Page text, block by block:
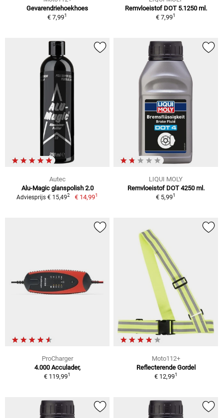
Gevarendriehoekhoes
€ 7,991
Remvloeistof DOT 5.1250 ml.
€ 7,991
Autec
Alu-Magic glanspolish 2.0
Adviesprijs € 15,492 € 14,991
LIQUI MOLY
Remvloeistof DOT 4250 ml.
€ 5,991
ProCharger
4.000 Acculader,
€ 119,991
Moto112+
Reflecterende Gordel
€ 12,991